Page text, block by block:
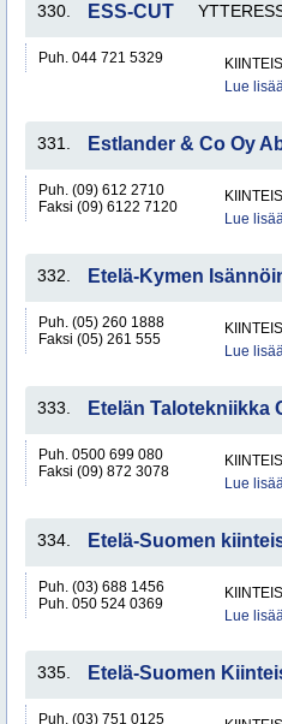
330. ESS-CUT
Puh. 044 721 5329
Lue
331. Estlander & Co Oy
Puh. (09) 612 2710
Faksi (09) 6122 7120
Lue
332. Etelä-Kymen
Puh. (05) 260 1888
Faksi (05) 261 555
Lue
333. Etelän Talotekniikka
Puh. 0500 699 080
Faksi (09) 872 3078
Lue
334. Etelä-Suomen
Puh. (03) 688 1456
Puh. 050 524 0369
Lue
335. Etelä-Suomen
Puh. (03) 751 0125